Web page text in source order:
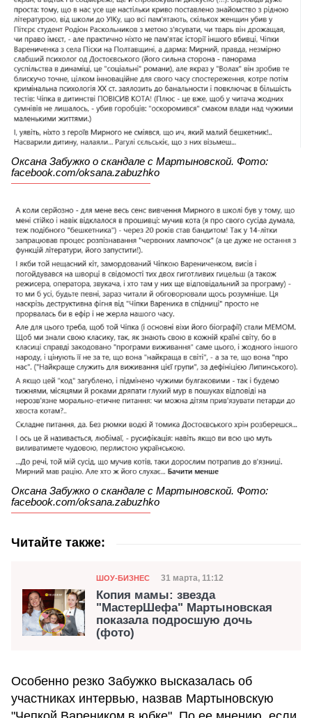
Оксана Забужко о скандале с Мартыновской. Фото:
facebook.com/oksana.zabuzhko
Оксана Забужко о скандале с Мартыновской. Фото:
facebook.com/oksana.zabuzhko
Читайте также:
Категория
ШОУ-БИЗНЕС Дата публикации
31 марта, 11:12
Копия мамы: звезда
"МастерШефа" Мартыновская
показала подросшую дочь
(фото)
Особенно резко Забужко высказалась об
участниках интервью, назвав Мартыновскую